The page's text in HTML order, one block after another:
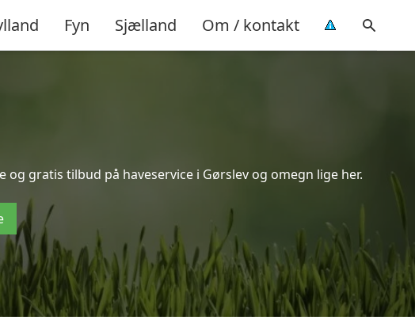
Fyn Sjælland Om / kontakt
gratis tilbud på haveservice i Gørslev og omegn lige her.